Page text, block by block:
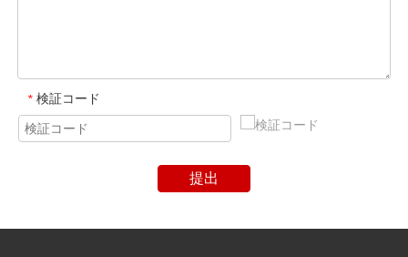
* 検証コード
提出